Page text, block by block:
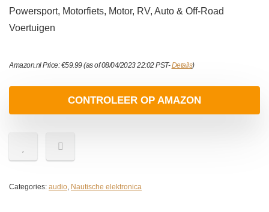
Powersport, Motorfiets, Motor, RV, Auto & Off-Road
Voertuigen
Amazon.nl Price:€59.99(as of 08/04/2023 22:02 PST-Details)
CONTROLEER OP AMAZON
Categories: audio, Nautische elektronica